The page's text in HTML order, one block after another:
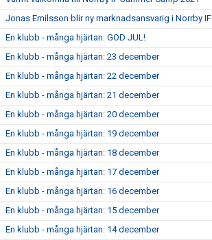
Jonas Emilsson blir ny marknadsansvarig i Norrby IF
En klubb - många hjärtan: GOD JUL!
En klubb - många hjärtan: 23 december
En klubb - många hjärtan: 22 december
En klubb - många hjärtan: 21 december
En klubb - många hjärtan: 20 december
En klubb - många hjärtan: 19 december
En klubb - många hjärtan: 18 december
En klubb - många hjärtan: 17 december
En klubb - många hjärtan: 16 december
En klubb - många hjärtan: 15 december
En klubb - många hjärtan: 14 december